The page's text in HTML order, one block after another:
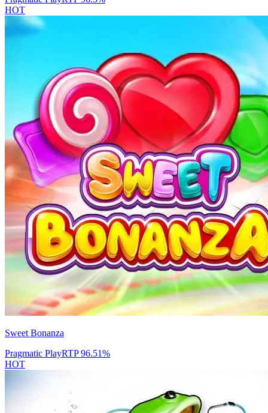
HOT
Sweet Bonanza
Pragmatic PlayRTP96.51%
HOT